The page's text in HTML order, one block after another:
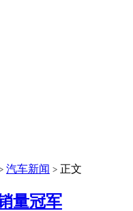
汽车新闻 > 正文
量冠军